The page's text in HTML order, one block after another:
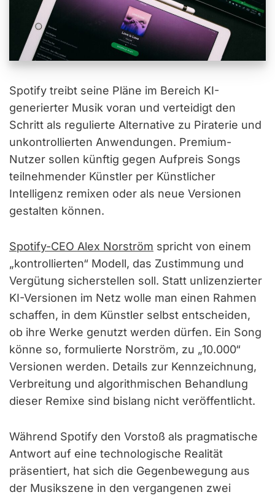
Spotify treibt seine Pläne im Bereich KI-
generierter Musik voran und verteidigt den
Schritt als regulierte Alternative zu Piraterie und
unkontrollierten Anwendungen. Premium-
Nutzer sollen künftig gegen Aufpreis Songs
teilnehmender Künstler per Künstlicher
Intelligenz remixen oder als neue Versionen
gestalten können.
Spotify-CEO Alex Norström spricht von einem
„kontrollierten“ Modell, das Zustimmung und
Vergütung sicherstellen soll. Statt unlizenzierter
KI-Versionen im Netz wolle man einen Rahmen
schaffen, in dem Künstler selbst entscheiden,
ob ihre Werke genutzt werden dürfen. Ein Song
könne so, formulierte Norström, zu „10.000“
Versionen werden. Details zur Kennzeichnung,
Verbreitung und algorithmischen Behandlung
dieser Remixe sind bislang nicht veröffentlicht.
Während Spotify den Vorstoß als pragmatische
Antwort auf eine technologische Realität
präsentiert, hat sich die Gegenbewegung aus
der Musikszene in den vergangenen zwei